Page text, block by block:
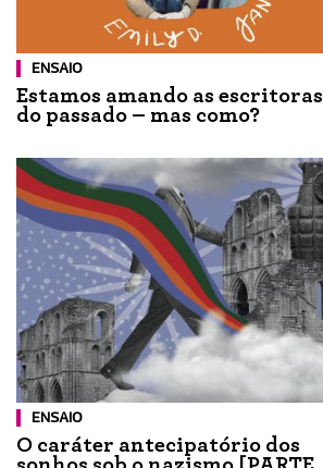
ENSAIO
Estamos amando as escritoras
do passado – mas como?
ENSAIO
O caráter antecipatório dos